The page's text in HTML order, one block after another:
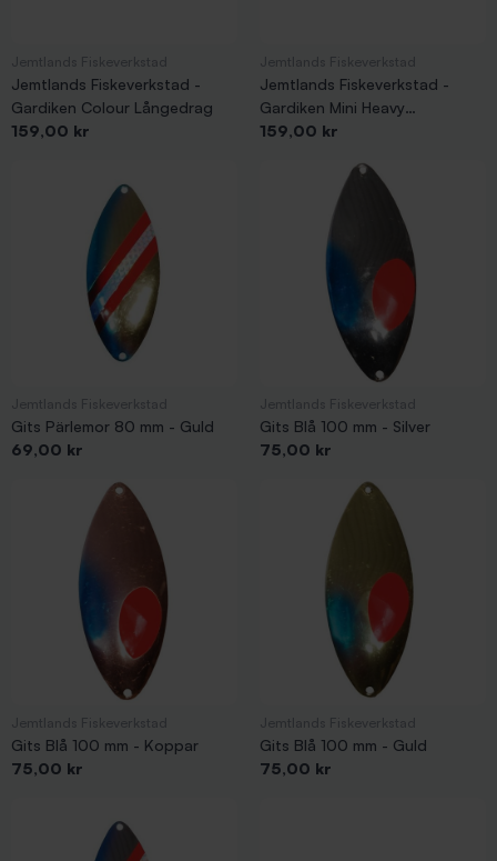
Jemtlands Fiskeverkstad -
Gardiken Colour Långedrag
Pris
159,00 kr
Jemtlands Fiskeverkstad -
Gardiken Mini Heavy
Långedrag
Pris
159,00 kr
Gits Pärlemor 80 mm - Guld
Pris
69,00 kr
Gits Blå 100 mm - Silver
Pris
75,00 kr
Gits Blå 100 mm - Koppar
Pris
75,00 kr
Gits Blå 100 mm - Guld
Pris
75,00 kr